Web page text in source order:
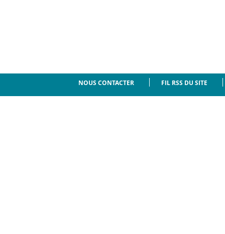
NOUS CONTACTER FIL RSS DU SITE